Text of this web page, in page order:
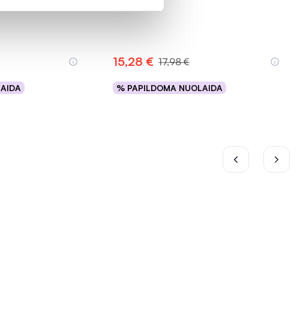
15,28 € 17,98 €
% PAPILDOMA NUOLAIDA
Į krepšelį